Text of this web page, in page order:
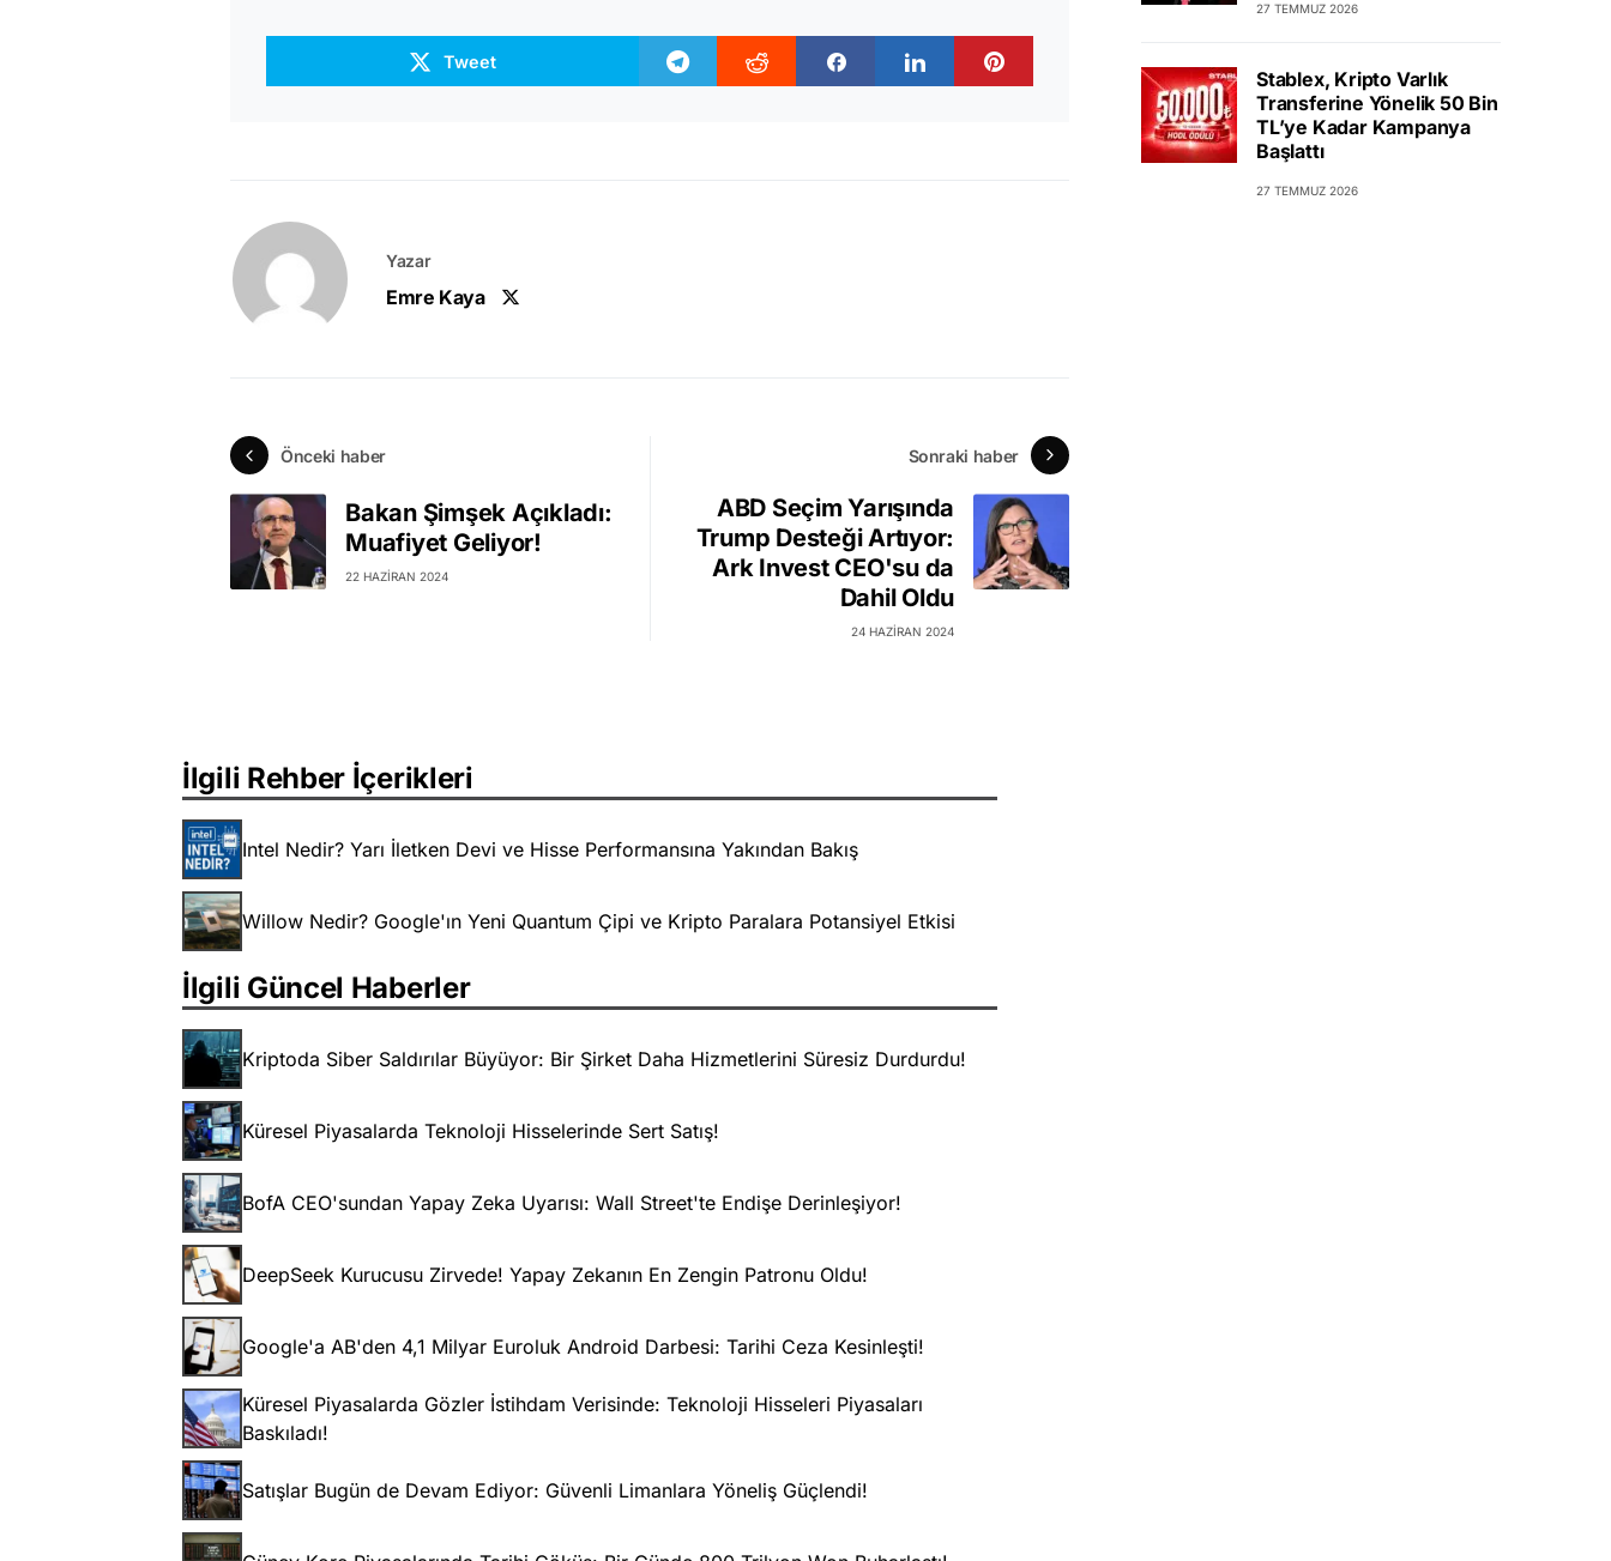
Tweet
Yazar
Emre Kaya
Önceki haber
Bakan Şimşek Açıkladı:
Muafiyet Geliyor!
22 HAZIRAN 2024
Sonraki haber
ABD Seçim Yarışında
Trump Desteği Artıyor:
Ark Invest CEO'su da
Dahil Oldu
24 HAZIRAN 2024
İlgili Rehber İçerikleri
Intel Nedir? Yarı İletken Devi ve Hisse Performansına Yakından Bakış
Willow Nedir? Google'ın Yeni Quantum Çipi ve Kripto Paralara Potansiyel Etkisi
İlgili Güncel Haberler
Kriptoda Siber Saldırılar Büyüyor: Bir Şirket Daha Hizmetlerini Süresiz Durdurdu!
Küresel Piyasalarda Teknoloji Hisselerinde Sert Satış!
BofA CEO'sundan Yapay Zeka Uyarısı: Wall Street'te Endişe Derinleşiyor!
DeepSeek Kurucusu Zirvede! Yapay Zekanın En Zengin Patronu Oldu!
Google'a AB'den 4,1 Milyar Euroluk Android Darbesi: Tarihi Ceza Kesinleşti!
Küresel Piyasalarda Gözler İstihdam Verisinde: Teknoloji Hisseleri Piyasaları
Baskıladı!
Satışlar Bugün de Devam Ediyor: Güvenli Limanlara Yöneliş Güçlendi!
27 TEMMUZ 2026
Stablex, Kripto Varlık
Transferine Yönelik 50 Bin
TL’ye Kadar Kampanya
Başlattı
27 TEMMUZ 2026